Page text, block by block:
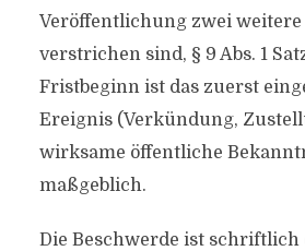
Veröffentlichung zwei weitere
verstrichen sind, § 9 Abs. 1
Fristbeginn ist das zuerst
Ereignis (Verkündung,
wirksame öffentliche
maßgeblich.
Die Beschwerde ist schriftlich